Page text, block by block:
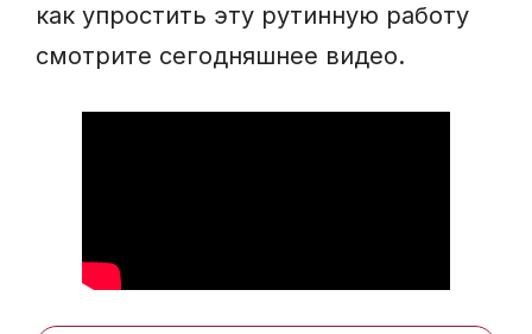
как упростить эту рутинную работу
смотрите сегодняшнее видео.